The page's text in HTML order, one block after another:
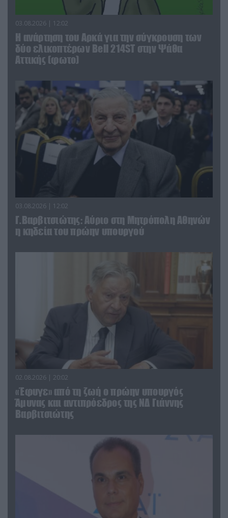
03.08.2026 | 12:02
Η ανάρτηση του Αρκά για την σύγκρουση των
δύο ελικοπτέρων Bell 214ST στην Ψάθα
Αττικής (φωτο)
03.08.2026 | 12:02
Γ.Βαρβιτσιώτης: Aύριο στη Μητρόπολη Αθηνών
η κηδεία του πρώην υπουργού
02.08.2026 | 20:02
«Έφυγε» από τη ζωή ο πρώην υπουργός
Άμυνας και αντιπρόεδρος της ΝΔ Γιάννης
Βαρβιτσιώτης